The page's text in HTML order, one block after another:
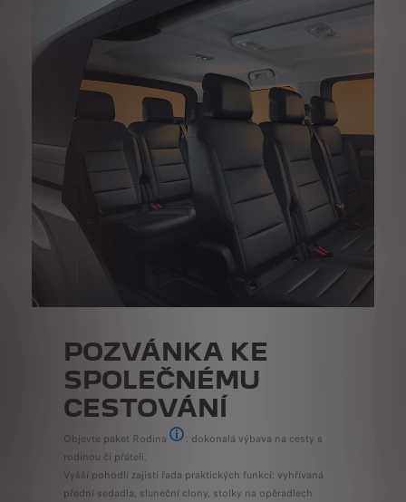
POZVÁNKA KE
SPOLEČNÉMU
CESTOVÁNÍ
Objevte paket Rodina
: dokonalá výbava na cesty s
rodinou či přáteli.
Vyšší pohodlí zajistí řada praktických funkcí: vyhřívaná
přední sedadla, sluneční clony, stolky na opěradlech